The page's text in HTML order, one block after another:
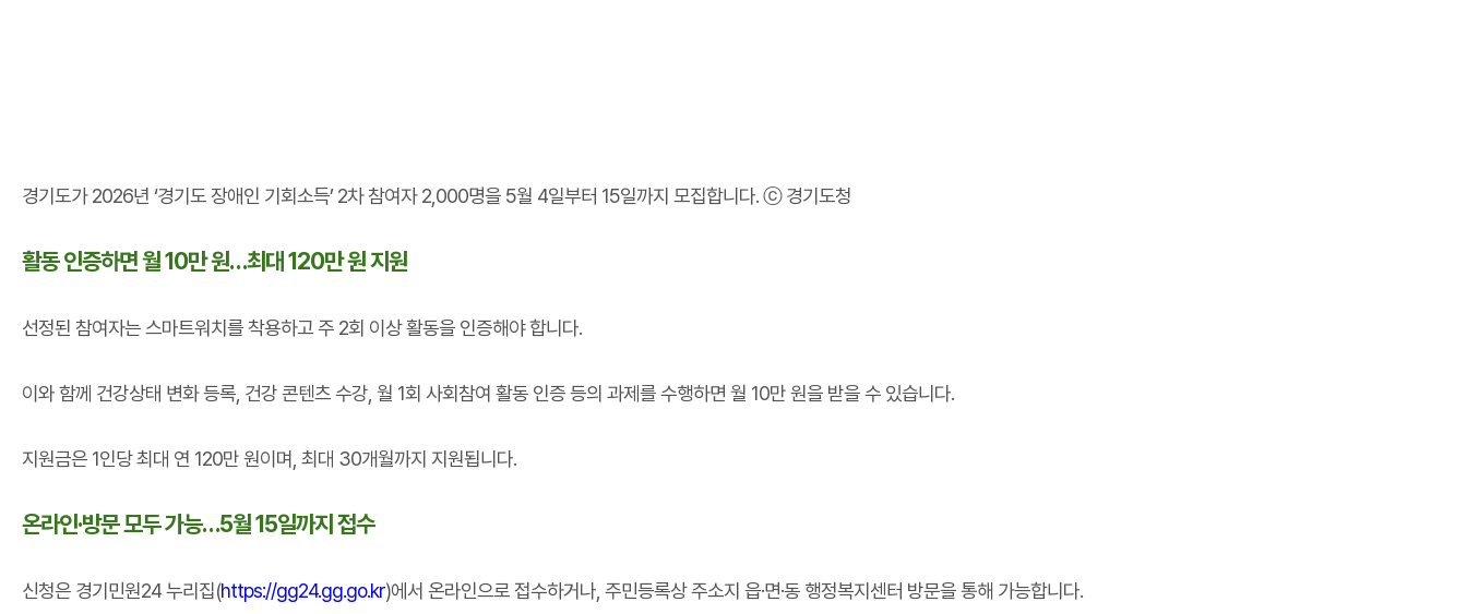
경기도가 2026년 ‘경기도 장애인 기회소득’ 2차 참여자 2,000명을 5월 4일부터 15일까지 모집합니다. ⓒ 경기도청
활동 인증하면 월 10만 원…최대 120만 원 지원
선정된 참여자는 스마트워치를 착용하고 주 2회 이상 활동을 인증해야 합니다.
이와 함께 건강상태 변화 등록, 건강 콘텐츠 수강, 월 1회 사회참여 활동 인증 등의 과제를 수행하면 월 10만 원을 받을 수 있습니다.
지원금은 1인당 최대 연 120만 원이며, 최대 30개월까지 지원됩니다.
온라인·방문 모두 가능…5월 15일까지 접수
신청은 경기민원24 누리집(https://gg24.gg.go.kr)에서 온라인으로 접수하거나, 주민등록상 주소지 읍·면·동 행정복지센터 방문을 통해 가능합니다.